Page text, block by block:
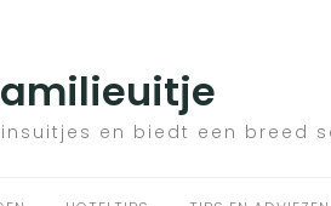
en biedt een breed